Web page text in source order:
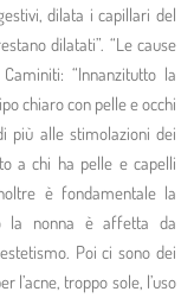
dilata i capillari del
dilatati”. “Le cause
“Innanzitutto la
chiaro con pelle e occhi
più alle stimolazioni dei
a chi ha pelle e capelli
è fondamentale la
la nonna è affetta da
Poi ci sono dei
troppo sole, l’uso